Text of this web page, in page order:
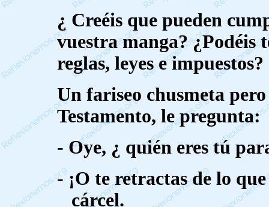
¿ Creéis que pueden
vuestra manga? ¿Podéis
reglas, leyes e impuestos?
Un fariseo chusmeta
Testamento, le pregunta:
- Oye, ¿ quién eres tú
- ¡O te retractas de lo
cárcel.